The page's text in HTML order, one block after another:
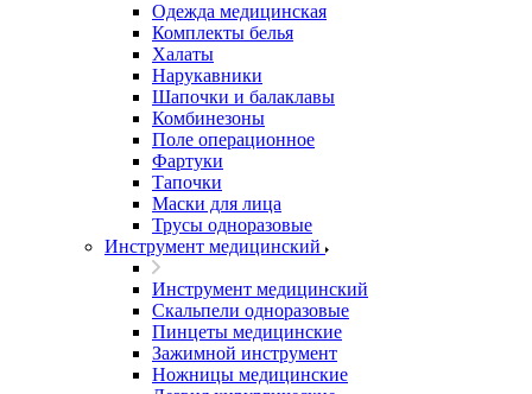
Одежда медицинская
Комплекты белья
Халаты
Нарукавники
Шапочки и балаклавы
Комбинезоны
Поле операционное
Фартуки
Тапочки
Маски для лица
Трусы одноразовые
Инструмент медицинский
Инструмент медицинский
Скальпели одноразовые
Пинцеты медицинские
Зажимной инструмент
Ножницы медицинские